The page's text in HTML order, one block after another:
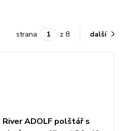
strana z 8 další